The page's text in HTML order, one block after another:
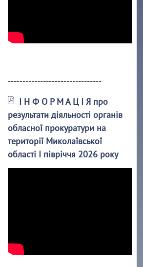
--------------------------------
І Н Ф О Р М А Ц І Я про
результати діяльності органів
обласної прокуратури на
території Миколаївської
області І півріччя 2026 року